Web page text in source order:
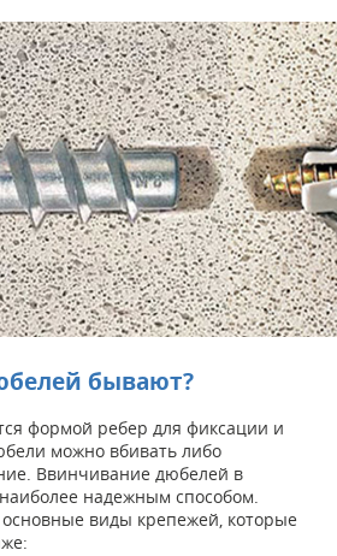
бывают?
формой ребер для фиксации и
можно вбивать либо
Ввинчивание дюбелей в
наиболее надежным способом.
виды крепежей, которые